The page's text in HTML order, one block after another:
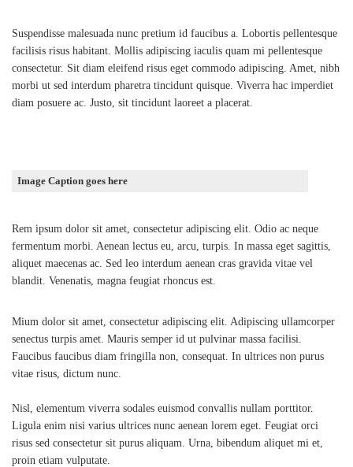
Suspendisse malesuada nunc pretium id faucibus a. Lobortis pellentesque
facilisis risus habitant. Mollis adipiscing iaculis quam mi pellentesque
consectetur. Sit diam eleifend risus eget commodo adipiscing. Amet, nibh
morbi ut sed interdum pharetra tincidunt quisque. Viverra hac imperdiet
diam posuere ac. Justo, sit tincidunt laoreet a placerat.
Image Caption goes here
Rem ipsum dolor sit amet, consectetur adipiscing elit. Odio ac neque
fermentum morbi. Aenean lectus eu, arcu, turpis. In massa eget sagittis,
aliquet maecenas ac. Sed leo interdum aenean cras gravida vitae vel
blandit. Venenatis, magna feugiat rhoncus est.
Mium dolor sit amet, consectetur adipiscing elit. Adipiscing ullamcorper
senectus turpis amet. Mauris semper id ut pulvinar massa facilisi.
Faucibus faucibus diam fringilla non, consequat. In ultrices non purus
vitae risus, dictum nunc.
Nisl, elementum viverra sodales euismod convallis nullam porttitor.
Ligula enim nisi varius ultrices nunc aenean lorem eget. Feugiat orci
risus sed consectetur sit purus aliquam. Urna, bibendum aliquet mi et,
proin etiam vulputate.